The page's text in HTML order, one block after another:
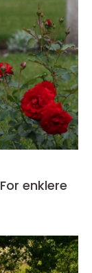
enklere